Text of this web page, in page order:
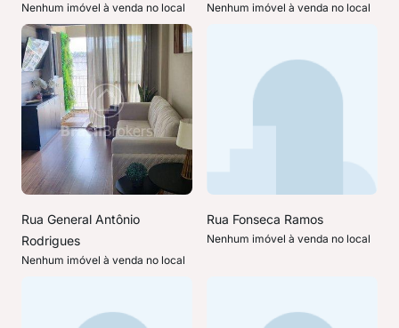
Nenhum imóvel à venda no local Nenhum imóvel à venda no local
Rua General Antônio
Rodrigues
Nenhum imóvel à venda no local
Rua Fonseca Ramos
Nenhum imóvel à venda no local